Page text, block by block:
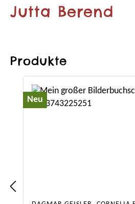
Jutta Berend
Produkte
Neu